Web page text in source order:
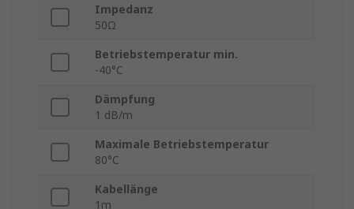
Impedanz
50Ω
Betriebstemperatur min.
-40°C
Dämpfung
1 dB/m
Maximale Betriebstemperatur
80°C
Kabellänge
1m